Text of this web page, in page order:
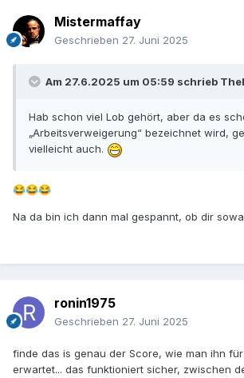
Mistermaffay
Geschrieben 27. Juni 2025
Am 27.6.2025 um 05:59 schrieb
Hab schon viel Lob gehört, aber da es
„Arbeitsverweigerung“ bezeichnet wird,
vielleicht auch.
😂😂😂
Na da bin ich dann mal gespannt, ob dir
ronin1975
Geschrieben 27. Juni 2025
finde das is genau der Score, wie man ihn für
erwartet... das funktioniert sicher, zwischen